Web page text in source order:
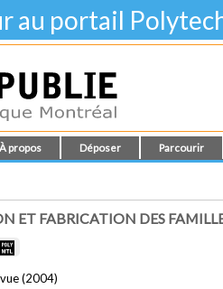
au portail
À propos Déposer Parcourir
ET FABRICATION DES
(2004)